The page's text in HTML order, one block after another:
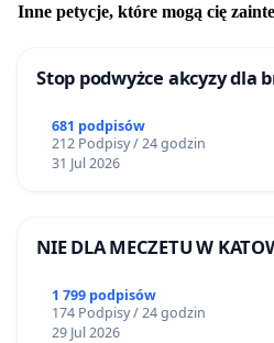
Inne petycje, które mogą cię
Stop podwyżce akcyzy dla
681 podpisów
212 Podpisy / 24 godzin
31 Jul 2026
NIE DLA MECZETU W
1 799 podpisów
174 Podpisy / 24 godzin
29 Jul 2026